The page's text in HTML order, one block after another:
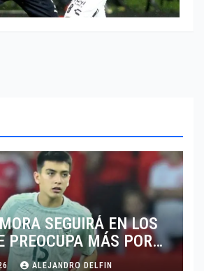
SEGUIRÁ EN LOS
PREOCUPA MÁS POR
EQUIPO.
ALEJANDRO DELFIN